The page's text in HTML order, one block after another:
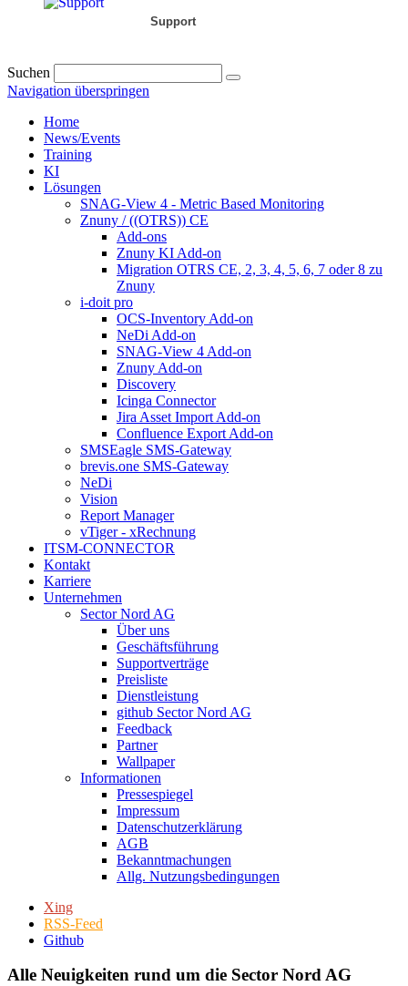
Support
Suchen
Navigation überspringen
Home
News/Events
Training
KI
Lösungen
SNAG-View 4 - Metric Based Monitoring
Znuny / ((OTRS)) CE
Add-ons
Znuny KI Add-on
Migration OTRS CE, 2, 3, 4, 5, 6, 7 oder 8 zu
Znuny
i-doit pro
OCS-Inventory Add-on
NeDi Add-on
SNAG-View 4 Add-on
Znuny Add-on
Discovery
Icinga Connector
Jira Asset Import Add-on
Confluence Export Add-on
SMSEagle SMS-Gateway
brevis.one SMS-Gateway
NeDi
Vision
Report Manager
vTiger - xRechnung
ITSM-CONNECTOR
Kontakt
Karriere
Unternehmen
Sector Nord AG
Über uns
Geschäftsführung
Supportverträge
Preisliste
Dienstleistung
github Sector Nord AG
Feedback
Partner
Wallpaper
Informationen
Pressespiegel
Impressum
Datenschutzerklärung
AGB
Bekanntmachungen
Allg. Nutzungsbedingungen
Xing
RSS-Feed
Github
Alle Neuigkeiten rund um die Sector Nord AG